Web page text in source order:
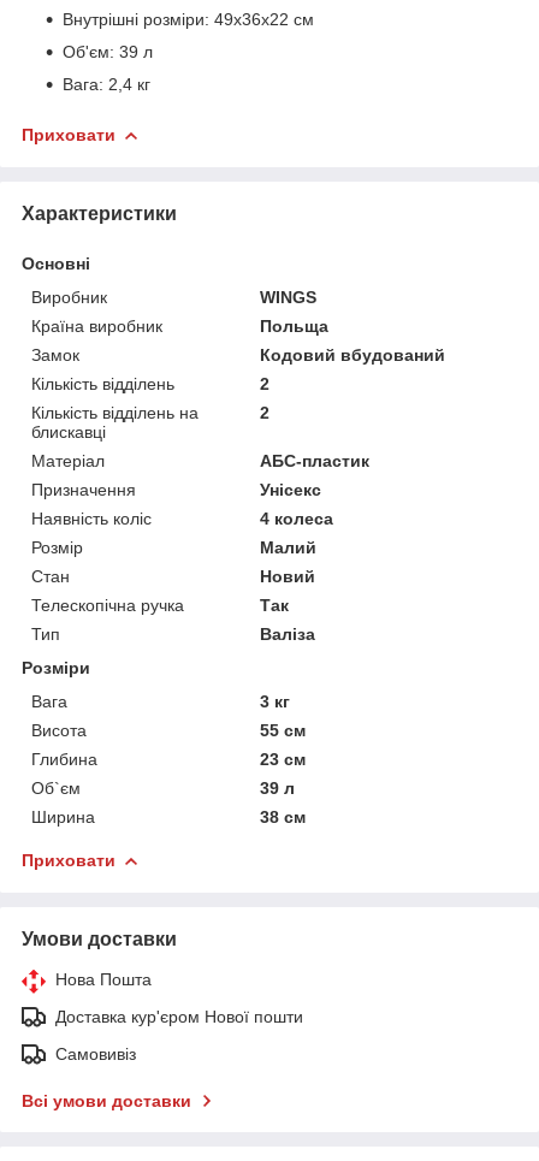
Внутрішні розміри: 49x36x22 см
Об'єм: 39 л
Вага: 2,4 кг
Приховати
Характеристики
Основні
Виробник
WINGS
Країна виробник
Польща
Замок
Кодовий вбудований
Кількість відділень
2
Кількість відділень на
блискавці
2
Матеріал
АБС-пластик
Призначення
Унісекс
Наявність коліс
4 колеса
Розмір
Малий
Стан
Новий
Телескопічна ручка
Так
Тип
Валіза
Розміри
Вага
3 кг
Висота
55 см
Глибина
23 см
Об`єм
39 л
Ширина
38 см
Приховати
Умови доставки
Нова Пошта
Доставка кур'єром Нової пошти
Самовивіз
Всі умови доставки